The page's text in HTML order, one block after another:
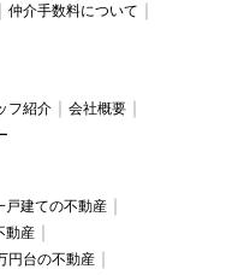
仲介手数料について
フ紹介
会社概要
戸建ての不動産
動産
円台の不動産